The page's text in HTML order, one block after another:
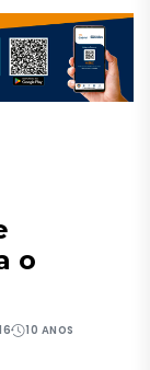
o
10 ANOS